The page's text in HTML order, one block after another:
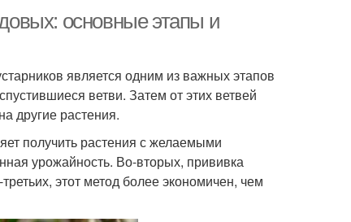
основные этапы и
является одним из важных этапов
ветви. Затем от этих ветвей
другие растения.
получить растения с желаемыми
урожайность. Во-вторых, прививка
этот метод более экономичен, чем